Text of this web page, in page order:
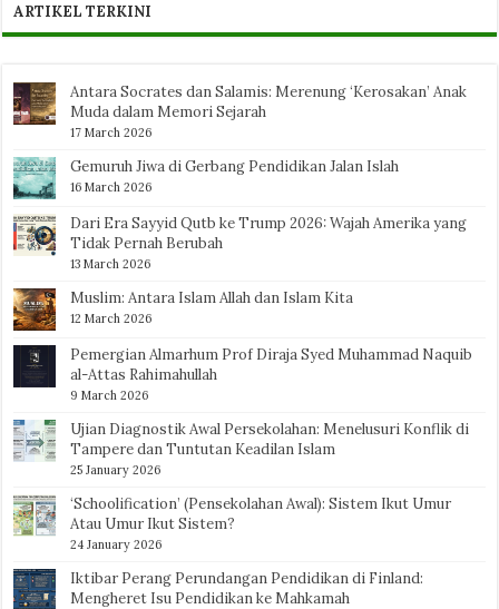
ARTIKEL TERKINI
Antara Socrates dan Salamis: Merenung ‘Kerosakan’ Anak
Muda dalam Memori Sejarah
17 March 2026
Gemuruh Jiwa di Gerbang Pendidikan Jalan Islah
16 March 2026
Dari Era Sayyid Qutb ke Trump 2026: Wajah Amerika yang
Tidak Pernah Berubah
13 March 2026
Muslim: Antara Islam Allah dan Islam Kita
12 March 2026
Pemergian Almarhum Prof Diraja Syed Muhammad Naquib
al-Attas Rahimahullah
9 March 2026
Ujian Diagnostik Awal Persekolahan: Menelusuri Konflik di
Tampere dan Tuntutan Keadilan Islam
25 January 2026
‘Schoolification’ (Pensekolahan Awal): Sistem Ikut Umur
Atau Umur Ikut Sistem?
24 January 2026
Iktibar Perang Perundangan Pendidikan di Finland:
Mengheret Isu Pendidikan ke Mahkamah